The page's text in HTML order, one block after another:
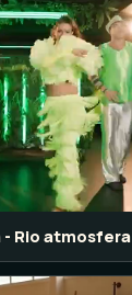
- Rio atmosfera